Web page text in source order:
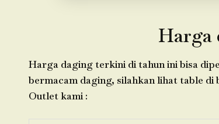
Harga
Harga daging terkini di tahun ini bisa
bermacam daging, silahkan lihat table di
Outlet kami :